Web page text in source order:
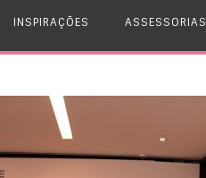
INSPIRAÇÕES ASSESSORIAS